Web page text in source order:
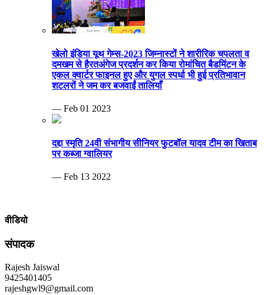
खेलो इंडिया यूथ गेम्स-2023 जिम्नास्टों ने शारीरिक चपलता व
दमखम से हैरतअंगेज प्रदर्शन कर किया रोमांचित बैडमिंटन के
एकल क्वार्टर फाइनल हुए और युगल स्पर्धा भी हुई प्रतिभावान
शटलरों ने जम कर बजवाईं तालियाँ
— Feb 01 2023
दद्दा स्मृति 24वी संभागीय सीनियर फुटबॉल यादव टीम का खिताब
पर कब्जा ग्वालियर
— Feb 13 2022
वीडियो
संपादक
Rajesh Jaiswal
9425401405
rajeshgwl9@gmail.com